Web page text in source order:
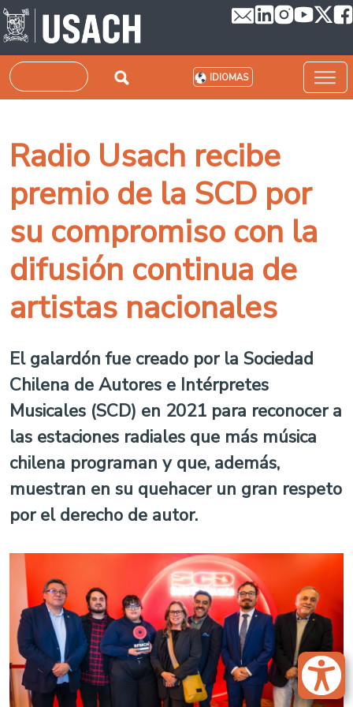
Pasar al contenido principal
Buscar IDIOMAS
Radio Usach recibe
premio de la SCD por
su compromiso con la
difusión continua de
artistas nacionales
El galardón fue creado por la Sociedad
Chilena de Autores e Intérpretes
Musicales (SCD) en 2021 para reconocer a
las estaciones radiales que más música
chilena programan y que, además,
muestran en su quehacer un gran respeto
por el derecho de autor.